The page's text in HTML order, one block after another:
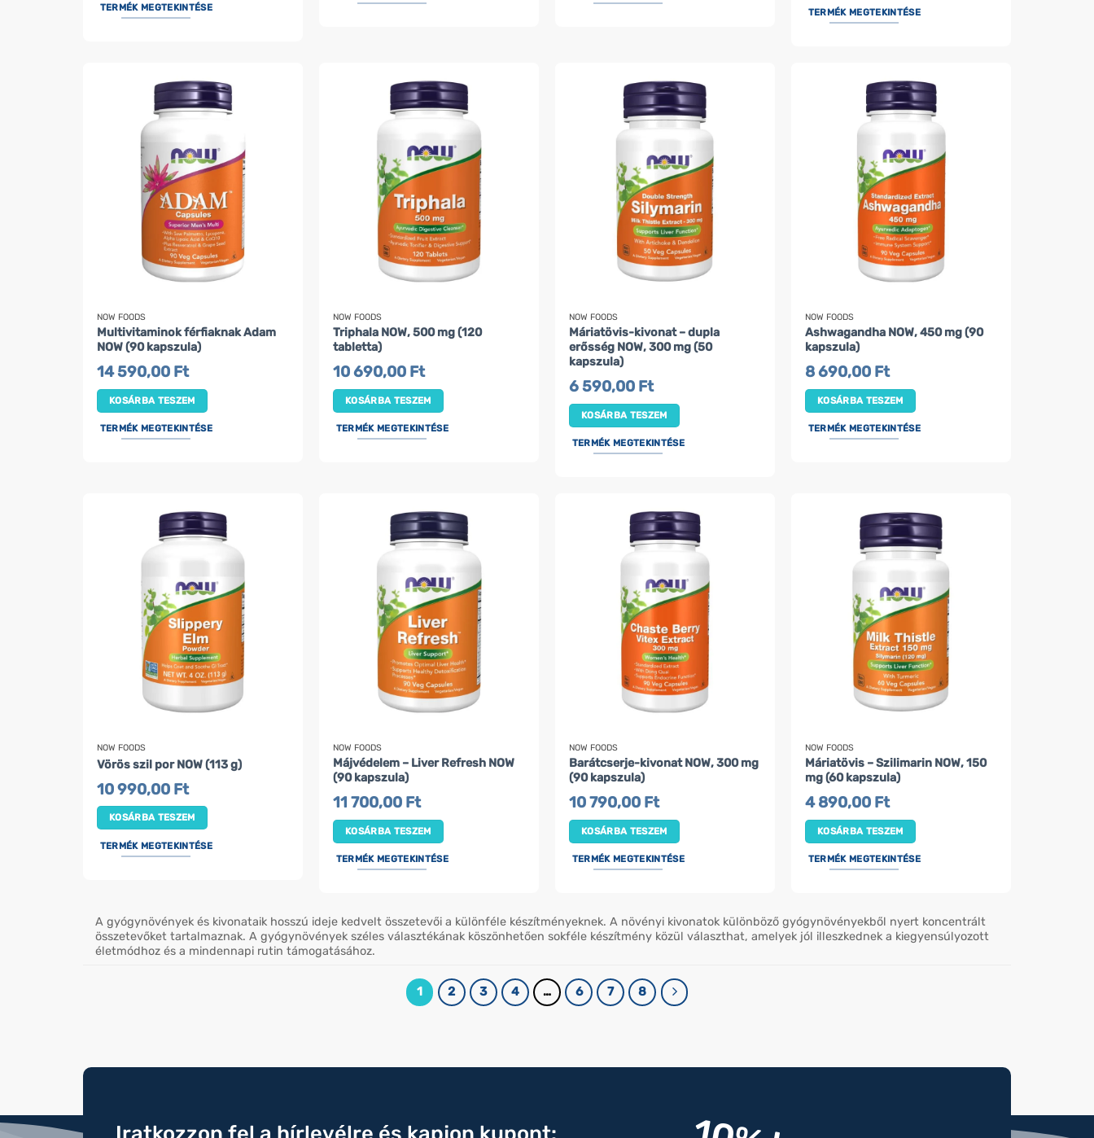
TERMÉK MEGTEKINTÉSE TERMÉK MEGTEKINTÉSE
NOW FOODS
Multivitaminok férfiaknak Adam
NOW (90 kapszula)
14 590,00 Ft
KOSÁRBA TESZEM
TERMÉK MEGTEKINTÉSE
NOW FOODS
Triphala NOW, 500 mg (120
tabletta)
10 690,00 Ft
KOSÁRBA TESZEM
TERMÉK MEGTEKINTÉSE
NOW FOODS
Máriatövis-kivonat – dupla
erősség NOW, 300 mg (50
kapszula)
6 590,00 Ft
KOSÁRBA TESZEM
TERMÉK MEGTEKINTÉSE
NOW FOODS
Ashwagandha NOW, 450 mg (90
kapszula)
8 690,00 Ft
KOSÁRBA TESZEM
TERMÉK MEGTEKINTÉSE
NOW FOODS
Vörös szil por NOW (113 g)
10 990,00 Ft
KOSÁRBA TESZEM
TERMÉK MEGTEKINTÉSE
NOW FOODS
Májvédelem – Liver Refresh NOW
(90 kapszula)
11 700,00 Ft
KOSÁRBA TESZEM
TERMÉK MEGTEKINTÉSE
NOW FOODS
Barátcserje-kivonat NOW, 300 mg
(90 kapszula)
10 790,00 Ft
KOSÁRBA TESZEM
TERMÉK MEGTEKINTÉSE
NOW FOODS
Máriatövis – Szilimarin NOW, 150
mg (60 kapszula)
4 890,00 Ft
KOSÁRBA TESZEM
TERMÉK MEGTEKINTÉSE
A gyógynövények és kivonataik hosszú ideje kedvelt összetevői a különféle készítményeknek. A növényi kivonatok különböző gyógynövényekből nyert koncentrált
összetevőket tartalmaznak. A gyógynövények széles választékának köszönhetően sokféle készítmény közül választhat, amelyek jól illeszkednek a kiegyensúlyozott
életmódhoz és a mindennapi rutin támogatásához.
1 2 3 4 … 6 7 8
Iratkozzon fel a hírlevélre és kapjon kupont: